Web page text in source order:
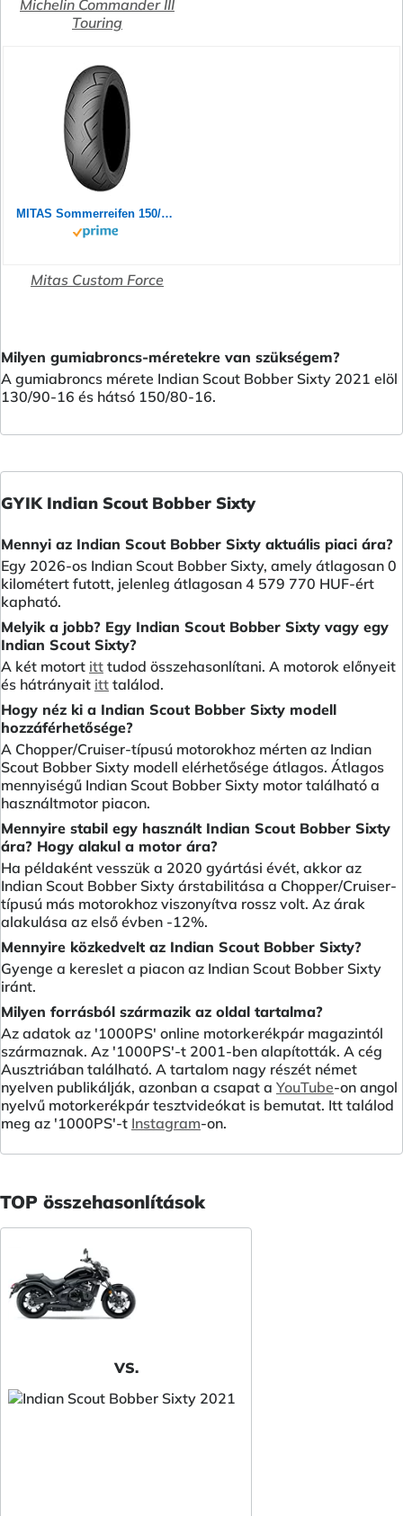
Michelin Commander III
Touring
MITAS Sommerreifen 150/80 B 16 M/C TL 77H CUSTOM FORCE (MV85B16) (SLO)
Mitas Custom Force
Milyen gumiabroncs-méretekre van szükségem?
A gumiabroncs mérete Indian Scout Bobber Sixty 2021 elöl
130/90-16 és hátsó 150/80-16.
GYIK Indian Scout Bobber Sixty
Mennyi az Indian Scout Bobber Sixty aktuális piaci ára?
Egy 2026-os Indian Scout Bobber Sixty, amely átlagosan 0
kilométert futott, jelenleg átlagosan 4 579 770 HUF-ért
kapható.
Melyik a jobb? Egy Indian Scout Bobber Sixty vagy egy
Indian Scout Sixty?
A két motort itt tudod összehasonlítani. A motorok előnyeit
és hátrányait itt találod.
Hogy néz ki a Indian Scout Bobber Sixty modell
hozzáférhetősége?
A Chopper/Cruiser-típusú motorokhoz mérten az Indian
Scout Bobber Sixty modell elérhetősége átlagos. Átlagos
mennyiségű Indian Scout Bobber Sixty motor található a
használtmotor piacon.
Mennyire stabil egy használt Indian Scout Bobber Sixty
ára? Hogy alakul a motor ára?
Ha példaként vesszük a 2020 gyártási évét, akkor az
Indian Scout Bobber Sixty árstabilitása a Chopper/Cruiser-
típusú más motorokhoz viszonyítva rossz volt. Az árak
alakulása az első évben -12%.
Mennyire közkedvelt az Indian Scout Bobber Sixty?
Gyenge a kereslet a piacon az Indian Scout Bobber Sixty
iránt.
Milyen forrásból származik az oldal tartalma?
Az adatok az '1000PS' online motorkerékpár magazintól
származnak. Az '1000PS'-t 2001-ben alapították. A cég
Ausztriában található. A tartalom nagy részét német
nyelven publikálják, azonban a csapat a YouTube-on angol
nyelvű motorkerékpár tesztvideókat is bemutat. Itt találod
meg az '1000PS'-t Instagram-on.
TOP összehasonlítások
VS.